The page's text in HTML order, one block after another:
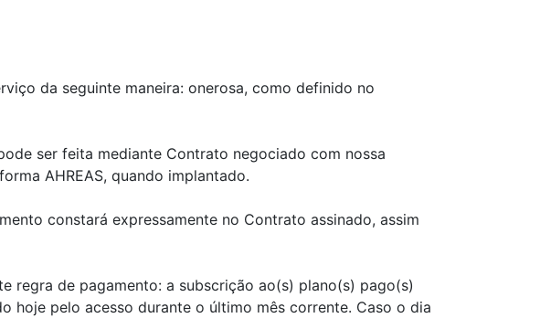
da seguinte maneira: onerosa, como definido no
ser feita mediante Contrato negociado com nossa
AHREAS, quando implantado.
constará expressamente no Contrato assinado, assim
regra de pagamento: a subscrição ao(s) plano(s) pago(s)
hoje pelo acesso durante o último mês corrente. Caso o dia